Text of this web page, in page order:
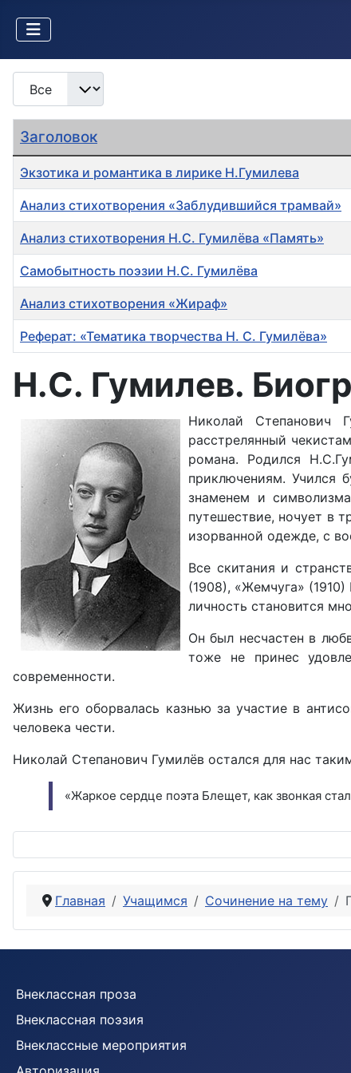
Кол-во строк:
Заголовок
Экзотика и романтика в лирике Н.Гумилева
Анализ стихотворения «Заблудившийся трамвай»
Анализ стихотворения Н.С. Гумилёва «Память»
Самобытность поэзии Н.С. Гумилёва
Анализ стихотворения «Жираф»
Реферат: «Тематика творчества Н. С. Гумилёва»
Н.С. Гумилев.
Николай Степанович
расстрелянный
романа. Родился
приключениям. Учился
знаменем и
путешествие, ночует в
изорванной одежде, с
Все скитания и
(1908), «Жемчуга»
личность становится
Он был несчастен в
тоже не принес
современности.
Жизнь его оборвалась казнью за участие в
человека чести.
Николай Степанович Гумилёв остался для нас
«Жаркое сердце поэта Блещет, как звонкая
Главная Учащимся Сочинение на тему
Внеклассная проза
Внеклассная поэзия
Внеклассные мероприятия